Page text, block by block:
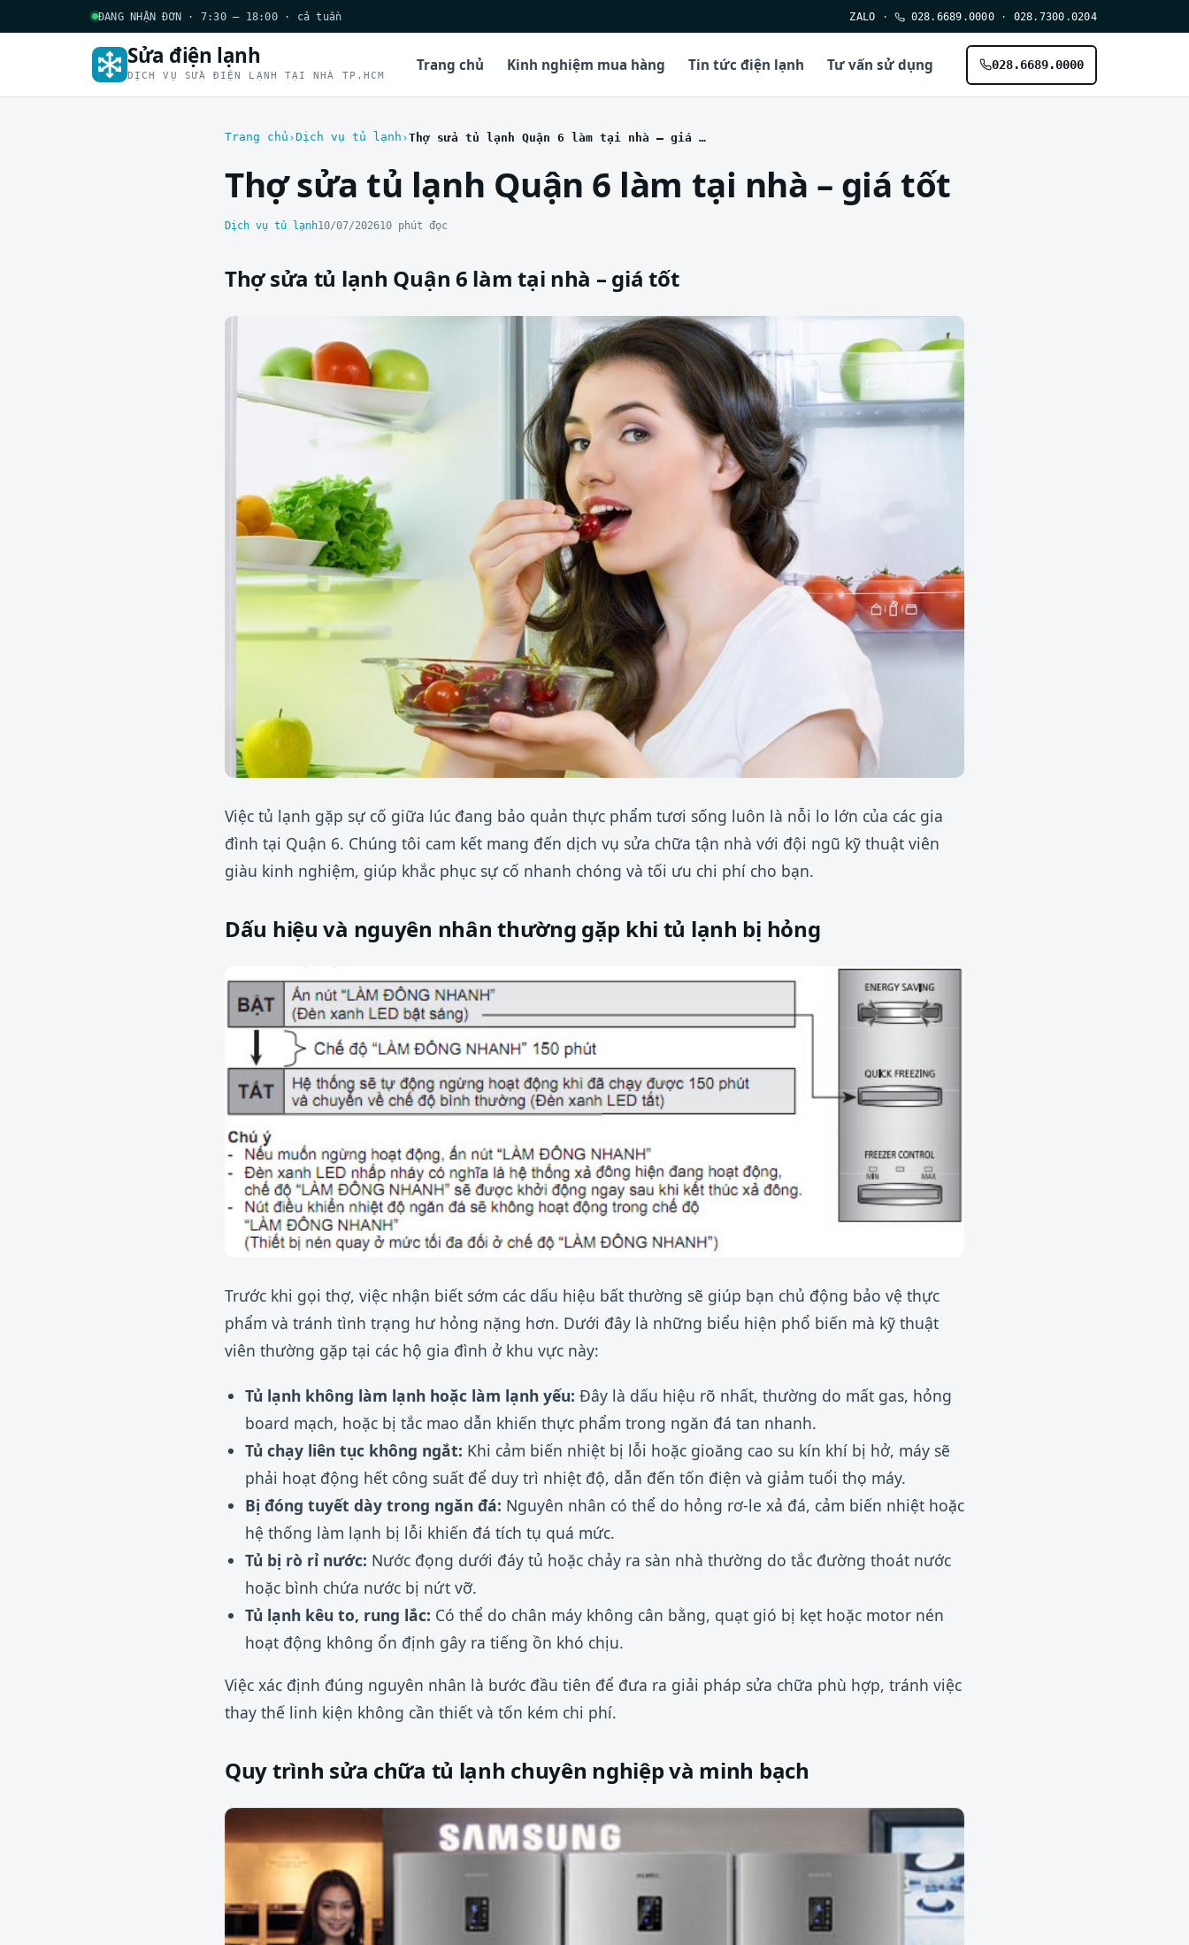
ĐANG NHẬN ĐƠN · 7:30 – 18:00 · cả tuần ZALO · 028.6689.0000 · 028.7300.0204
Sửa điện lạnh
DỊCH VỤ SỬA ĐIỆN LẠNH TẠI NHÀ TP.HCM
Trang chủ Kinh nghiệm mua hàng Tin tức điện lạnh Tư vấn sử dụng 028.6689.0000
Trang chủ Dịch vụ tủ lạnh Thợ sửa tủ lạnh Quận 6 làm tại nhà – giá tốt
Thợ sửa tủ lạnh Quận 6 làm tại nhà – giá tốt
Dịch vụ tủ lạnh10/07/202610 phút đọc
Thợ sửa tủ lạnh Quận 6 làm tại nhà – giá tốt
Việc tủ lạnh gặp sự cố giữa lúc đang bảo quản thực phẩm tươi sống luôn là nỗi lo lớn của các gia
đình tại Quận 6. Chúng tôi cam kết mang đến dịch vụ sửa chữa tận nhà với đội ngũ kỹ thuật viên
giàu kinh nghiệm, giúp khắc phục sự cố nhanh chóng và tối ưu chi phí cho bạn.
Dấu hiệu và nguyên nhân thường gặp khi tủ lạnh bị hỏng
Trước khi gọi thợ, việc nhận biết sớm các dấu hiệu bất thường sẽ giúp bạn chủ động bảo vệ thực
phẩm và tránh tình trạng hư hỏng nặng hơn. Dưới đây là những biểu hiện phổ biến mà kỹ thuật
viên thường gặp tại các hộ gia đình ở khu vực này:
Tủ lạnh không làm lạnh hoặc làm lạnh yếu: Đây là dấu hiệu rõ nhất, thường do mất gas, hỏng
board mạch, hoặc bị tắc mao dẫn khiến thực phẩm trong ngăn đá tan nhanh.
Tủ chạy liên tục không ngắt: Khi cảm biến nhiệt bị lỗi hoặc gioăng cao su kín khí bị hở, máy sẽ
phải hoạt động hết công suất để duy trì nhiệt độ, dẫn đến tốn điện và giảm tuổi thọ máy.
Bị đóng tuyết dày trong ngăn đá: Nguyên nhân có thể do hỏng rơ-le xả đá, cảm biến nhiệt hoặc
hệ thống làm lạnh bị lỗi khiến đá tích tụ quá mức.
Tủ bị rò rỉ nước: Nước đọng dưới đáy tủ hoặc chảy ra sàn nhà thường do tắc đường thoát nước
hoặc bình chứa nước bị nứt vỡ.
Tủ lạnh kêu to, rung lắc: Có thể do chân máy không cân bằng, quạt gió bị kẹt hoặc motor nén
hoạt động không ổn định gây ra tiếng ồn khó chịu.
Việc xác định đúng nguyên nhân là bước đầu tiên để đưa ra giải pháp sửa chữa phù hợp, tránh việc
thay thế linh kiện không cần thiết và tốn kém chi phí.
Quy trình sửa chữa tủ lạnh chuyên nghiệp và minh bạch